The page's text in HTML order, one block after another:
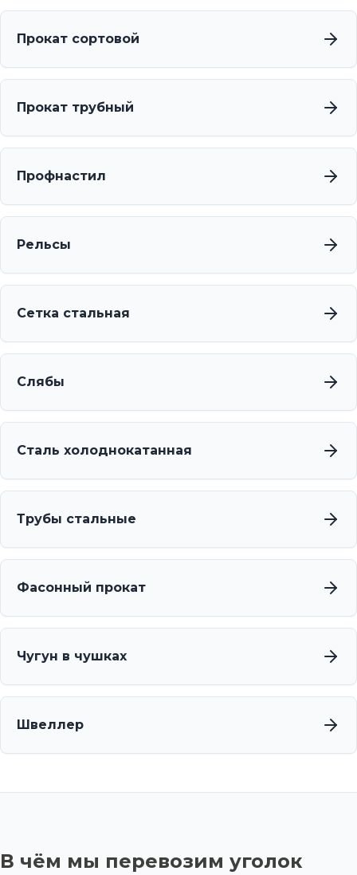
Прокат сортовой
Прокат трубный
Профнастил
Рельсы
Сетка стальная
Слябы
Сталь холоднокатанная
Трубы стальные
Фасонный прокат
Чугун в чушках
Швеллер
В чём мы перевозим уголок